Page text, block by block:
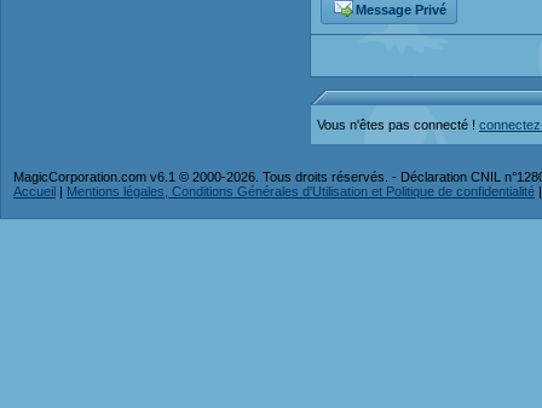
Message Privé
Vous n'êtes pas connecté !
MagicCorporation.com v6.1 © 2000-2026. Tous droits réservés. - Déclaration CNIL
Accueil | Mentions légales, Conditions Générales d'Utilisation et Politique de confidentialité